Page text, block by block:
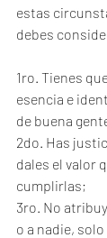
estas
debes
1ro. Tienes
esencia e
de buena
2do. Has
dales el valor
cumplirlas;
3ro. No
o a nadie,